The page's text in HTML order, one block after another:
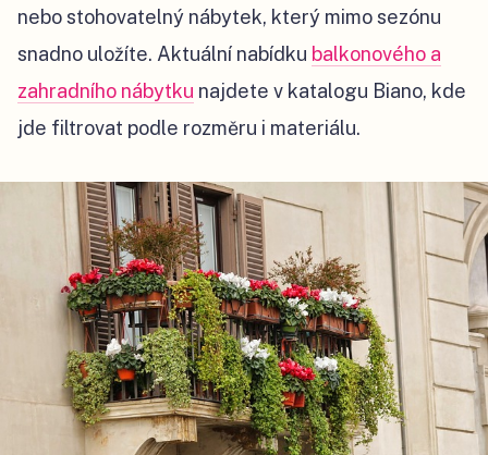
nebo stohovatelný nábytek, který mimo sezónu
snadno uložíte. Aktuální nabídku balkonového a
zahradního nábytku najdete v katalogu Biano, kde
jde filtrovat podle rozměru i materiálu.